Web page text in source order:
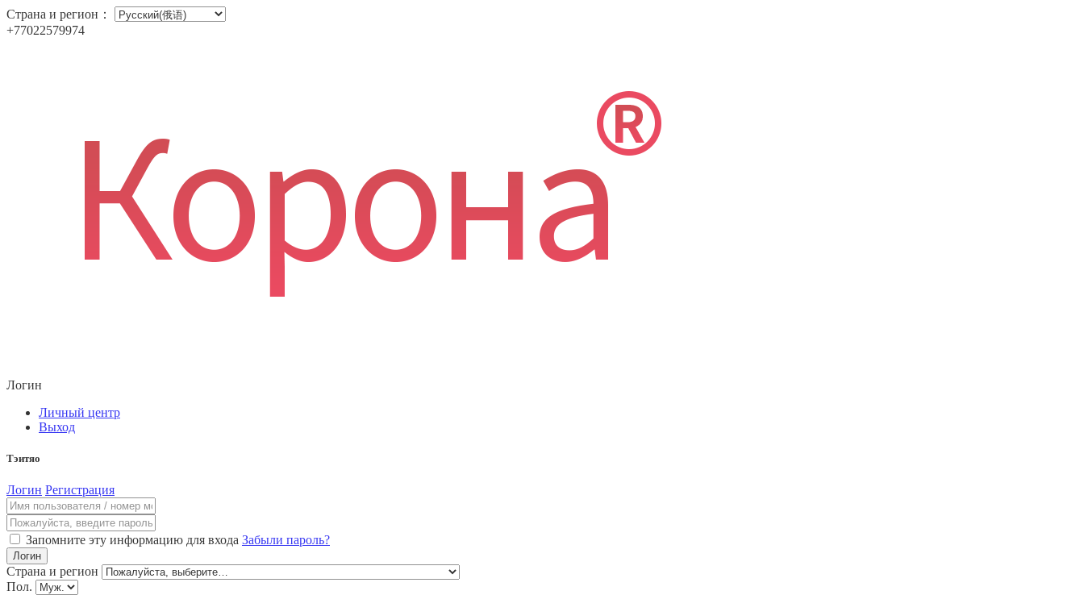
Страна и регион：
+77022579974
Логин
Личный центр
Выход
Тэитяо
Логин Регистрация
Запомните эту информацию для входа Забыли пароль?
Логин
Страна и регион
Пол.